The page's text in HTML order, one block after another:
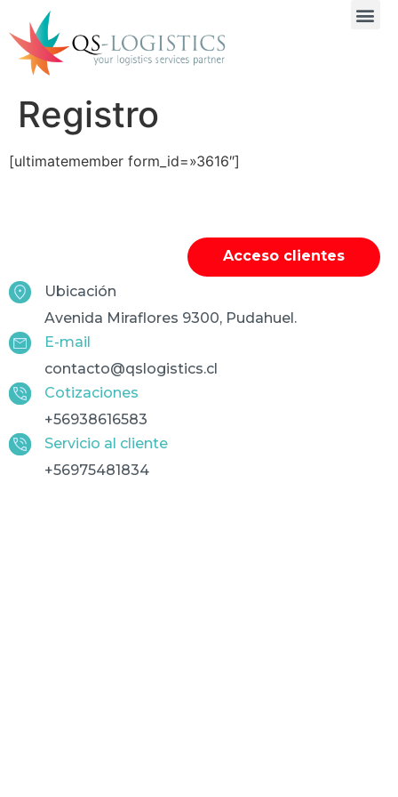
Registro
[ultimatemember form_id=»3616″]
Acceso clientes
Avenida Miraflores 9300, Pudahuel.
Ubicación
contacto@qslogistics.cl
E-mail
+56938616583
Cotizaciones
+56975481834
Servicio al cliente